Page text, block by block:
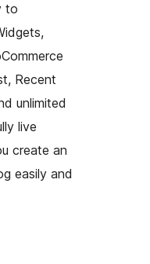
to
Recent
unlimited
live
create an
easily and